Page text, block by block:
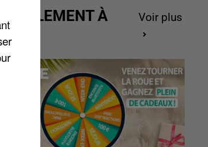
À
Voir plus